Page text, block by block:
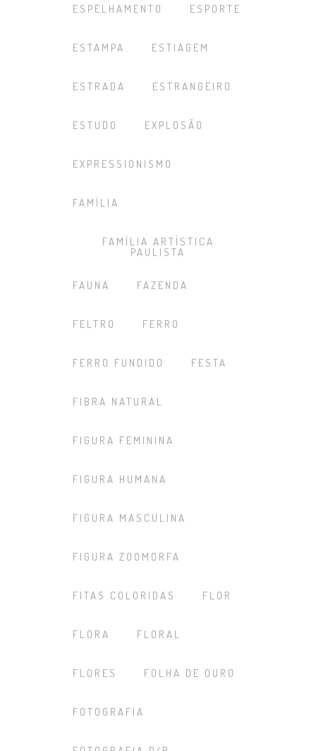
ESPELHAMENTO ESPORTE
ESTAMPA ESTIAGEM
ESTRADA ESTRANGEIRO
ESTUDO EXPLOSÃO
EXPRESSIONISMO
FAMÍLIA
FAMÍLIA ARTÍSTICA
PAULISTA
FAUNA FAZENDA
FELTRO FERRO
FERRO FUNDIDO FESTA
FIBRA NATURAL
FIGURA FEMININA
FIGURA HUMANA
FIGURA MASCULINA
FIGURA ZOOMORFA
FITAS COLORIDAS FLOR
FLORA FLORAL
FLORES FOLHA DE OURO
FOTOGRAFIA